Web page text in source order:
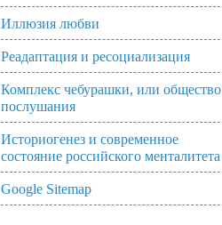
Иллюзия любви
Реадаптация и ресоциализация
Комплекс чебурашки, или общество
послушания
Историогенез и современное
состояние российского менталитета
Google Sitemap